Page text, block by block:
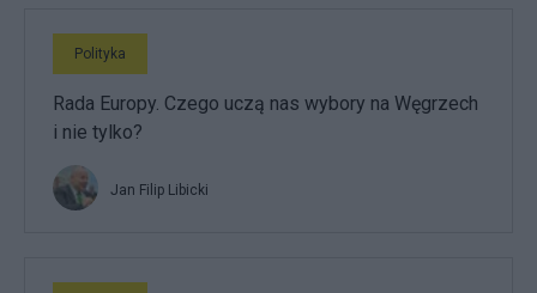
Polityka
Rada Europy. Czego uczą nas wybory na Węgrzech
i nie tylko?
Jan Filip Libicki